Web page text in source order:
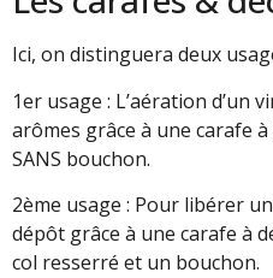
Ici, on distinguera deux
1er usage : L’aération d’un
arômes grâce à une carafe
SANS bouchon.
2ème usage : Pour libérer
dépôt grâce à une carafe à
col resserré et un bouchon.